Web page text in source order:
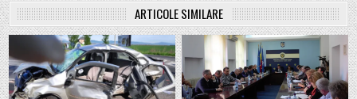
ARTICOLE SIMILARE